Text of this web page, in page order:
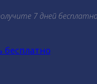
7 дней
бесплатно